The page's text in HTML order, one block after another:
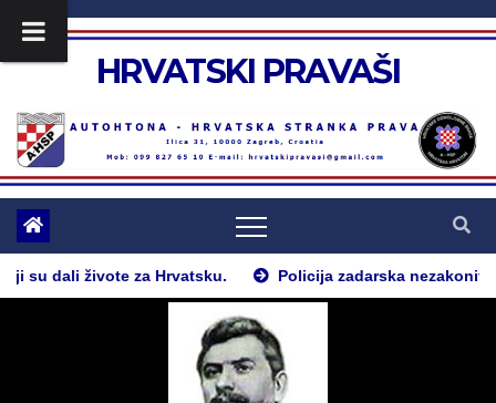
HRVATSKI PRAVAŠI
dali živote za Hrvatsku. Policija zadarska nezakonito